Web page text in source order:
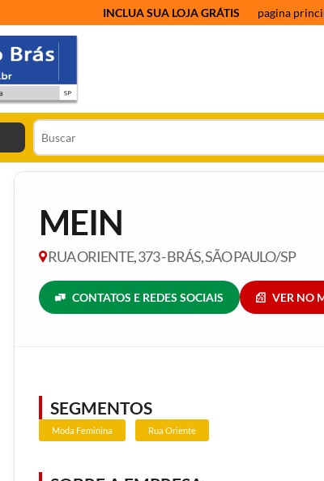
INCLUA SUA LOJA GRÁTIS pagina
MEIN
RUA ORIENTE, 373 - BRÁS, SÃO PAULO/SP
CONTATOS E REDES SOCIAIS VER NO
SEGMENTOS
Moda Feminina Rua Oriente